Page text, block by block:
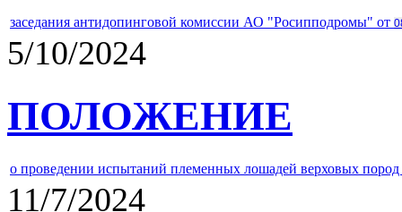
заседания антидопинговой комиссии АО "Росипподромы" от
5/10/2024
ПОЛОЖЕНИЕ
о проведении испытаний племенных лошадей верховых
11/7/2024